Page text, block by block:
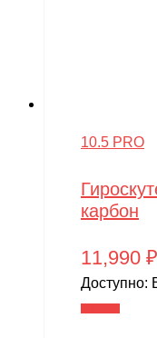
10.5 PRO
карбон
11,990 ₽
Доступно: